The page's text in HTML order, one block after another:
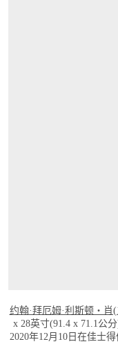
约翰·拜厄姆·利斯顿‧肖
x 28英寸(91.4 x 71.1公
2020年12月10日在佳士